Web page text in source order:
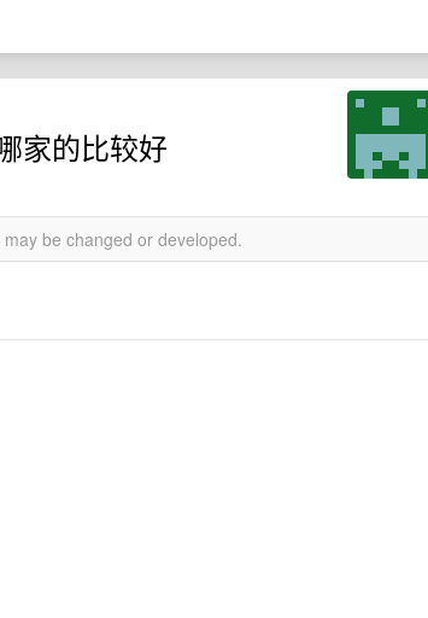
家的比较好
be changed or developed.